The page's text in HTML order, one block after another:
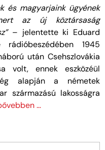
és magyarjaink ügyének
az új köztársaság
– jelentette ki Eduard
rádióbeszédében 1945
után Csehszlovákia
volt, ennek eszközéül
alapján a németek
származású lakosságra
…